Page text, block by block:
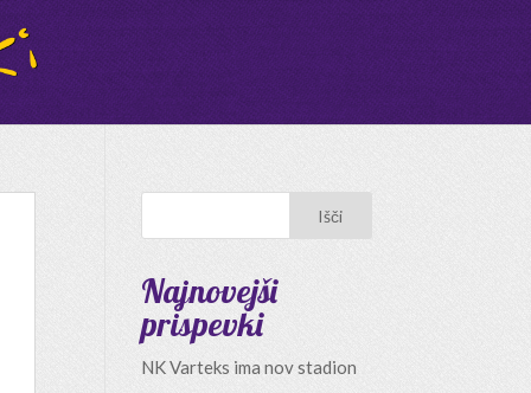
Najnovejši
prispevki
NK Varteks ima nov stadion